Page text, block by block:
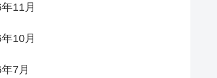
11月
10月
7月